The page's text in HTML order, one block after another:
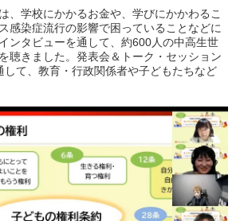
、学校にかかるお金や、学びにかかわるこ
感染症流行の影響で困っていることなどに
ンタビューを通して、約600人の中高生世
聴きました。発表会＆トーク・セッション
て、教育・行政関係者や子どもたちなど